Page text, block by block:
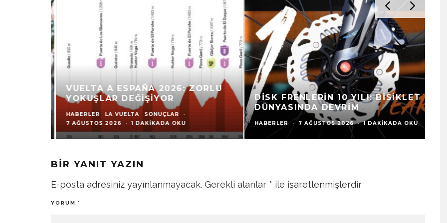
VUELTA A ESPAÑA 2026: ZORLU
YOKUŞLAR DEĞIŞIYOR
HABERLER LA VUELTA SONUÇLAR
·
7 AĞUSTOS 2026
· 1 DAKIKADA OKU
DISK FRENLERIN 10 YILI: BISIKLET
DÜNYASINDA DEVRIM
HABERLER · 7 AĞUSTOS 2026 · 1 DAKIKADA OKU
7
BIR YANIT YAZIN
E-posta adresiniz yayınlanmayacak. Gerekli alanlar * ile işaretlenmişlerdir
YORUM *